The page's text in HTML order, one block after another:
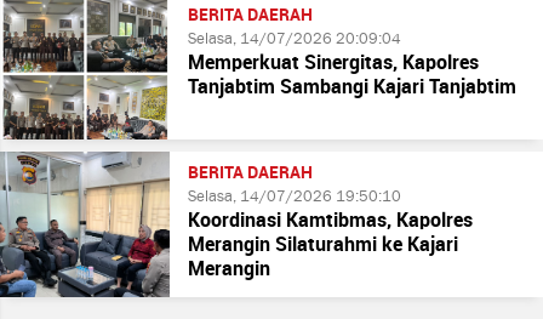
BERITA DAERAH
Selasa, 14/07/2026 20:09:04
Memperkuat Sinergitas, Kapolres
Tanjabtim Sambangi Kajari Tanjabtim
BERITA DAERAH
Selasa, 14/07/2026 19:50:10
Koordinasi Kamtibmas, Kapolres
Merangin Silaturahmi ke Kajari
Merangin